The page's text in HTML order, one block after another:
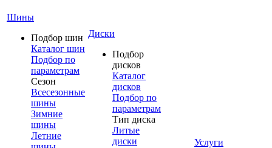
Шины
Подбор шин
Каталог шин
Подбор по
параметрам
Сезон
Всесезонные
шины
Зимние
шины
Летние
Диски
Подбор
дисков
Каталог
дисков
Подбор по
параметрам
Тип диска
Литые
диски
Услуги